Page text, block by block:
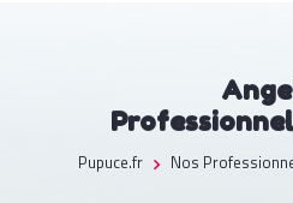
Pupuce.fr Nos